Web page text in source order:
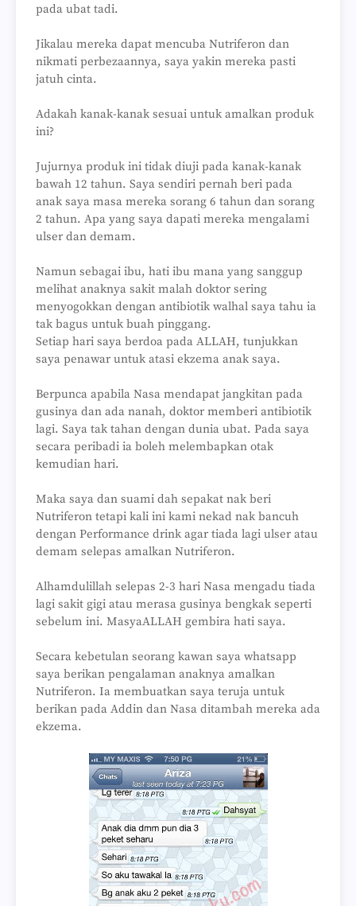
pada ubat tadi.
Jikalau mereka dapat mencuba Nutriferon dan
nikmati perbezaannya, saya yakin mereka pasti
jatuh cinta.
Adakah kanak-kanak sesuai untuk amalkan produk
ini?
Jujurnya produk ini tidak diuji pada kanak-kanak
bawah 12 tahun. Saya sendiri pernah beri pada
anak saya masa mereka sorang 6 tahun dan sorang
2 tahun. Apa yang saya dapati mereka mengalami
ulser dan demam.
Namun sebagai ibu, hati ibu mana yang sanggup
melihat anaknya sakit malah doktor sering
menyogokkan dengan antibiotik walhal saya tahu ia
tak bagus untuk buah pinggang.
Setiap hari saya berdoa pada ALLAH, tunjukkan
saya penawar untuk atasi ekzema anak saya.
Berpunca apabila Nasa mendapat jangkitan pada
gusinya dan ada nanah, doktor memberi antibiotik
lagi. Saya tak tahan dengan dunia ubat. Pada saya
secara peribadi ia boleh melembapkan otak
kemudian hari.
Maka saya dan suami dah sepakat nak beri
Nutriferon tetapi kali ini kami nekad nak bancuh
dengan Performance drink agar tiada lagi ulser atau
demam selepas amalkan Nutriferon.
Alhamdulillah selepas 2-3 hari Nasa mengadu tiada
lagi sakit gigi atau merasa gusinya bengkak seperti
sebelum ini. MasyaALLAH gembira hati saya.
Secara kebetulan seorang kawan saya whatsapp
saya berikan pengalaman anaknya amalkan
Nutriferon. Ia membuatkan saya teruja untuk
berikan pada Addin dan Nasa ditambah mereka ada
ekzema.